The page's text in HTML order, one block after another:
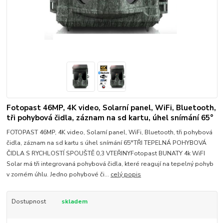
Fotopast 46MP, 4K video, Solarní panel, WiFi, Bluetooth,
tři pohybová čidla, záznam na sd kartu, úhel snímání 65°
FOTOPAST 46MP, 4K video, Solarní panel, WiFi, Bluetooth, tři pohybová
čidla, záznam na sd kartu s úhel snímání 65°TŘI TEPELNÁ POHYBOVÁ
ČIDLA S RYCHLOSTÍ SPOUŠTĚ 0,3 VTEŘINYFotopast BUNATY 4k WiFI
Solar má tři integrovaná pohybová čidla, které reagují na tepelný pohyb
v zorném úhlu. Jedno pohybové či... celý popis
Dostupnost skladem